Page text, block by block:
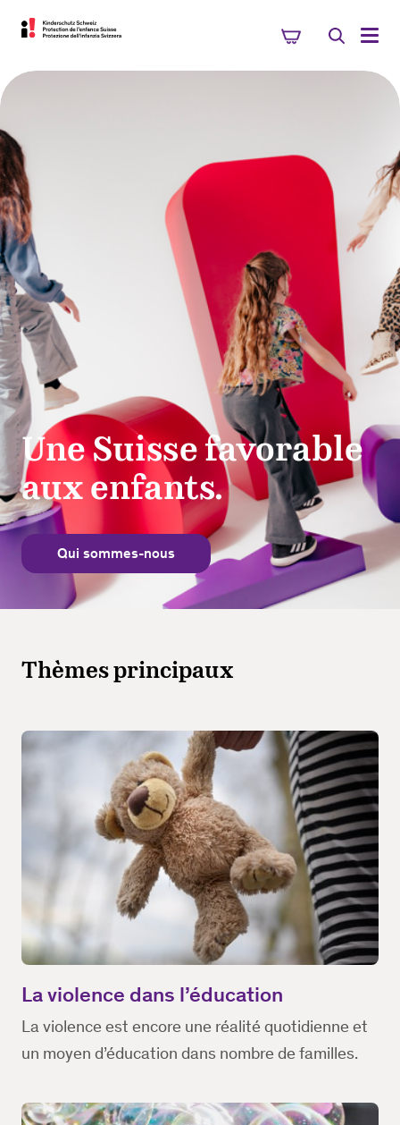
UneSuissefavorable
auxenfants.
Qui sommes-nous
Thèmes principaux
La violence dans l’éducation
La violence est encore une réalité quotidienne et
un moyen d’éducation dans nombre de familles.